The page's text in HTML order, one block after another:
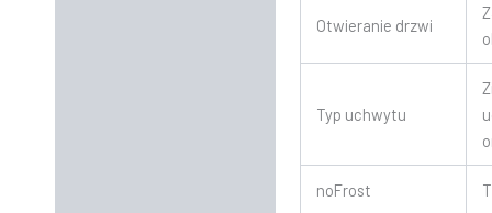
Otwieranie drzwi
Typ uchwytu
noFrost